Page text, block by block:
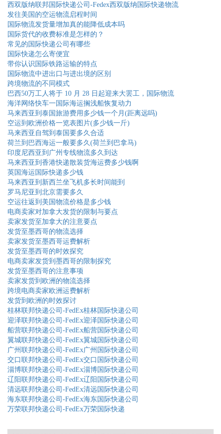
西双版纳联邦国际快递公司-Fedex西双版纳国际快递物流
发往美国的空运物流启程时间
国际物流发货量增加真的能降低成本吗
国际货代的收费标准是怎样的？
常见的国际快递公司有哪些
国际快递怎么寄便宜
带你认识国际铁路运输的特点
国际物流中进出口与进出境的区别
跨境物流的不同模式
巴西50万工人将于 10 月 28 日起迎来大罢工，国际物流
海洋网络快车一国际海运搁浅船恢复动力
马来西亚到泰国旅游费用多少钱一个月(距离远吗)
空运到欧洲价格一览表图片(多少钱一斤)
马来西亚自驾到泰国要多久合适
荷兰到巴西海运一般要多久(荷兰到巴拿马)
印度尼西亚到广州专线物流多久到达
马来西亚到香港快递散装货海运费多少钱啊
英国海运国际快递多少钱
马来西亚到新西兰坐飞机多长时间能到
罗马尼亚到北京需要多久
空运往返到美国物流价格是多少钱
电商卖家对加拿大发货的限制与要点
卖家发货至加拿大的注意要点
发货至墨西哥的物流选择
卖家发货至墨西哥运费解析
发货至墨西哥的时效探究
电商卖家发货到墨西哥的限制探究
发货至墨西哥的注意事项
卖家发货到欧洲的物流选择
跨境电商卖家欧洲运费解析
发货到欧洲的时效探讨
桂林联邦快递公司-FedEx桂林国际快递公司
迎泽联邦快递公司-FedEx迎泽国际快递公司
船营联邦快递公司-FedEx船营国际快递公司
翼城联邦快递公司-FedEx翼城国际快递公司
广州联邦快递公司-FedEx广州国际快递公司
交口联邦快递公司-FedEx交口国际快递公司
淄博联邦快递公司-FedEx淄博国际快递公司
辽阳联邦快递公司-FedEx辽阳国际快递公司
清远联邦快递公司-FedEx清远国际快递公司
海东联邦快递公司-FedEx海东国际快递公司
万荣联邦快递公司-FedEx万荣国际快递